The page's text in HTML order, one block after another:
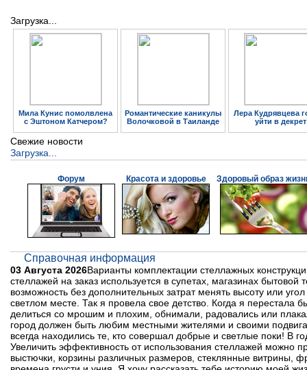
Загрузка...
Мила Кунис помолвлена
с Эштоном Катчером?
Романтические каникулы
Волочковой в Таиланде
Лера Кудрявцева
уйти в декрет
Свежие новости
Загрузка...
Форум Красота и здоровье Здоровый образ
Справочная информация
03 Августа 2026Варианты комплектации стеллажных
стеллажей на заказ используется в супетах, магазинах
возможность без дополнительных затрат менять высоту или
светлом месте. Так я провела свое детство. Когда я
делиться со мрошим и плохим, обнимали, радовались или
город должен быть любим местными жителями и своими
всегда находились те, кто совершал добрые и светлые поки! В
Увеличить эффективность от использования стеллажей можно
выстючки, корзины различных размеров, стеклянные витрины,